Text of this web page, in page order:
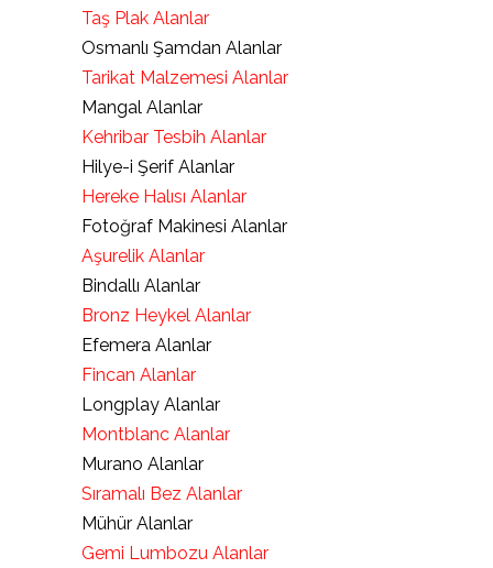
Taş Plak Alanlar
Osmanlı Şamdan Alanlar
Tarikat Malzemesi Alanlar
Mangal Alanlar
Kehribar Tesbih Alanlar
Hilye-i Şerif Alanlar
Hereke Halısı Alanlar
Fotoğraf Makinesi Alanlar
Aşurelik Alanlar
Bindallı Alanlar
Bronz Heykel Alanlar
Efemera Alanlar
Fincan Alanlar
Longplay Alanlar
Montblanc Alanlar
Murano Alanlar
Sıramalı Bez Alanlar
Mühür Alanlar
Gemi Lumbozu Alanlar